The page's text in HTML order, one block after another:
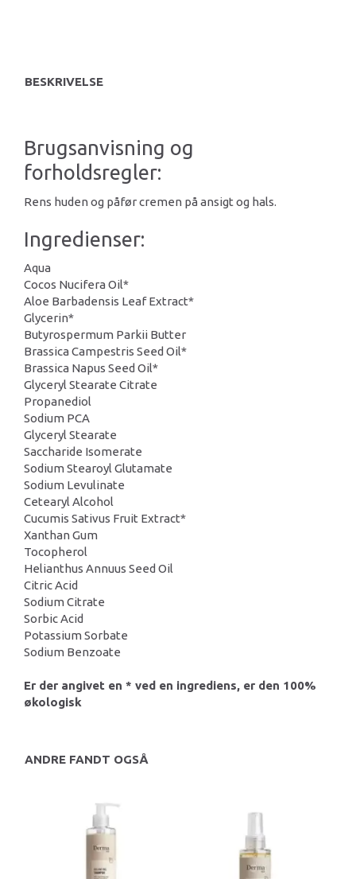
BESKRIVELSE
Brugsanvisning og
forholdsregler:
Rens huden og påfør cremen på ansigt og hals.
Ingredienser:
Aqua
Cocos Nucifera Oil*
Aloe Barbadensis Leaf Extract*
Glycerin*
Butyrospermum Parkii Butter
Brassica Campestris Seed Oil*
Brassica Napus Seed Oil*
Glyceryl Stearate Citrate
Propanediol
Sodium PCA
Glyceryl Stearate
Saccharide Isomerate
Sodium Stearoyl Glutamate
Sodium Levulinate
Cetearyl Alcohol
Cucumis Sativus Fruit Extract*
Xanthan Gum
Tocopherol
Helianthus Annuus Seed Oil
Citric Acid
Sodium Citrate
Sorbic Acid
Potassium Sorbate
Sodium Benzoate
Er der angivet en * ved en ingrediens, er den 100%
økologisk
ANDRE FANDT OGSÅ